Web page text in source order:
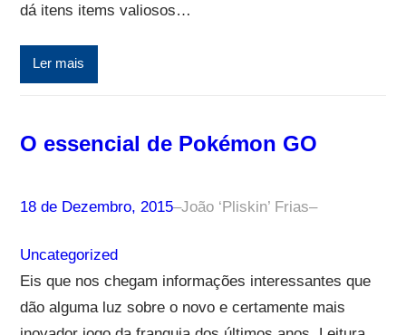
dá itens items valiosos…
Ler mais
O essencial de Pokémon GO
18 de Dezembro, 2015–João ‘Pliskin’ Frias–
Uncategorized
Eis que nos chegam informações interessantes que
dão alguma luz sobre o novo e certamente mais